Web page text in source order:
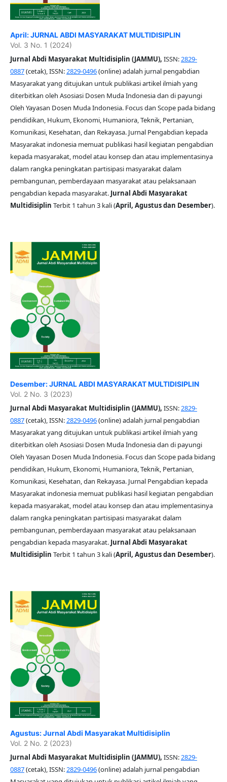
April: JURNAL ABDI MASYARAKAT MULTIDISIPLIN
Vol. 3 No. 1 (2024)
Jurnal Abdi Masyarakat Multidisiplin (JAMMU), ISSN:2829-
0887(cetak), ISSN:2829-0496(online) adalah jurnal pengabdian
Masyarakat yang ditujukan untuk publikasi artikel ilmiah yang
diterbitkan oleh Asosiasi Dosen Muda Indonesia dan di payungi
Oleh Yayasan Dosen Muda Indonesia. Focus dan Scope pada bidang
pendidikan, Hukum, Ekonomi, Humaniora, Teknik, Pertanian,
Komunikasi, Kesehatan, dan Rekayasa. Jurnal Pengabdian kepada
Masyarakat indonesia memuat publikasi hasil kegiatan pengabdian
kepada masyarakat, model atau konsep dan atau implementasinya
dalam rangka peningkatan partisipasi masyarakat dalam
pembangunan, pemberdayaan masyarakat atau pelaksanaan
pengabdian kepada masyarakat. Jurnal Abdi Masyarakat
Multidisiplin Terbit 1 tahun 3 kali (April, Agustus dan Desember).
Desember: JURNAL ABDI MASYARAKAT MULTIDISIPLIN
Vol. 2 No. 3 (2023)
Jurnal Abdi Masyarakat Multidisiplin (JAMMU), ISSN:2829-
0887(cetak), ISSN:2829-0496(online) adalah jurnal pengabdian
Masyarakat yang ditujukan untuk publikasi artikel ilmiah yang
diterbitkan oleh Asosiasi Dosen Muda Indonesia dan di payungi
Oleh Yayasan Dosen Muda Indonesia. Focus dan Scope pada bidang
pendidikan, Hukum, Ekonomi, Humaniora, Teknik, Pertanian,
Komunikasi, Kesehatan, dan Rekayasa. Jurnal Pengabdian kepada
Masyarakat indonesia memuat publikasi hasil kegiatan pengabdian
kepada masyarakat, model atau konsep dan atau implementasinya
dalam rangka peningkatan partisipasi masyarakat dalam
pembangunan, pemberdayaan masyarakat atau pelaksanaan
pengabdian kepada masyarakat. Jurnal Abdi Masyarakat
Multidisiplin Terbit 1 tahun 3 kali (April, Agustus dan Desember).
Agustus: Jurnal Abdi Masyarakat Multidisiplin
Vol. 2 No. 2 (2023)
Jurnal Abdi Masyarakat Multidisiplin (JAMMU), ISSN:2829-
0887(cetak), ISSN:2829-0496(online) adalah jurnal pengabdian